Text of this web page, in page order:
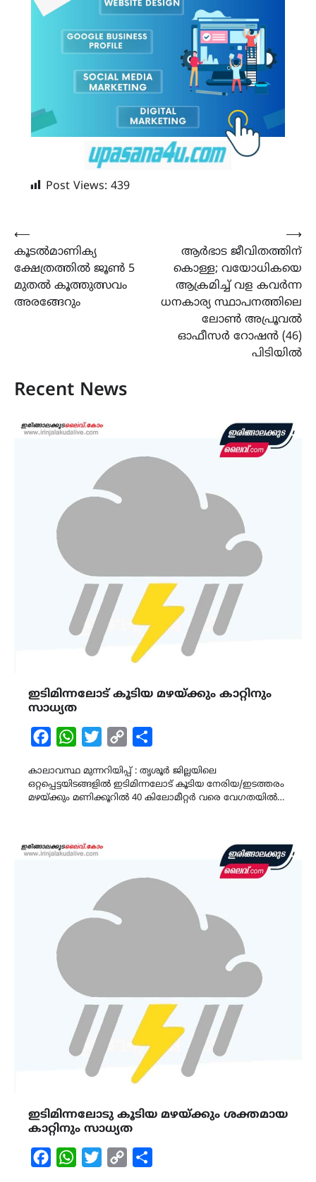
Post Views: 439
Post
navigation
⟵
കൂടൽമാണിക്യ
ക്ഷേത്രത്തിൽ ജൂൺ 5
മുതൽ കൂത്തുത്സവം
അരങ്ങേറും
ആർഭാട ജീവിതത്തിന്
കൊള്ള; വയോധികയെ
ആക്രമിച്ച് വള കവർന്ന
ധനകാര്യ സ്ഥാപനത്തിലെ
ലോൺ അപ്രൂവൽ
ഓഫീസർ റോഷൻ (46)
പിടിയിൽ
⟶
Recent News
ഇടിമിന്നലോട് കൂടിയ മഴയ്ക്കും കാറ്റിനും
സാധ്യത
FacebookWhatsAppTwitterCopy
കാലാവസ്ഥ മുന്നറിയിപ്പ് : തൃശൂർ ജില്ലയിലെ
ഒറ്റപ്പെട്ടയിടങ്ങളിൽ ഇടിമിന്നലോട് കൂടിയ നേരിയ/ഇടത്തരം
മഴയ്ക്കും മണിക്കൂറിൽ 40 കിലോമീറ്റർ വരെ വേഗതയിൽ…
ഇടിമിന്നലോടു കൂടിയ മഴയ്ക്കും ശക്തമായ
കാറ്റിനും സാധ്യത
FacebookWhatsAppTwitterCopy